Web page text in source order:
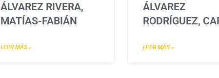
ÁLVAREZ RIVERA,
MATÍAS-FABIÁN
LEER MÁS »
ÁLVAREZ
RODRÍGUEZ,
LEER MÁS »